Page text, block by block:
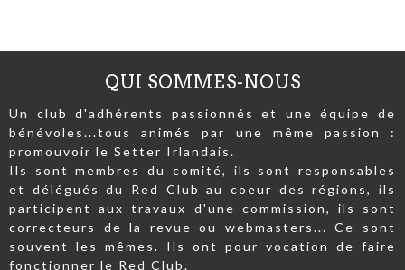
QUI SOMMES-NOUS
Un club d'adhérents passionnés et une équipe de
bénévoles...tous animés par une même passion :
promouvoir le Setter Irlandais.
Ils sont membres du comité, ils sont responsables
et délégués du Red Club au coeur des régions, ils
participent aux travaux d'une commission, ils sont
correcteurs de la revue ou webmasters... Ce sont
souvent les mêmes. Ils ont pour vocation de faire
fonctionner le Red Club.